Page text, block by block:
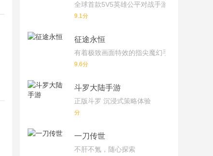
全球首款5V5英雄公平对战手游
9.1分
征途永恒
有着极致画面特效的指尖魔幻手游
9.6分
斗罗大陆手游
正版斗罗 沉浸式策略体验
分
一刀传世
不肝不氪，随心探索